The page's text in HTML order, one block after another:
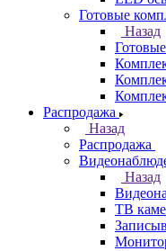
Готовые
Назад
Распродажа
Назад
Распродажа
Назад
ТВ